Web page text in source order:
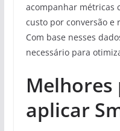
acompanhar métricas
custo por conversão e
Com base nesses
necessário para
aplicar